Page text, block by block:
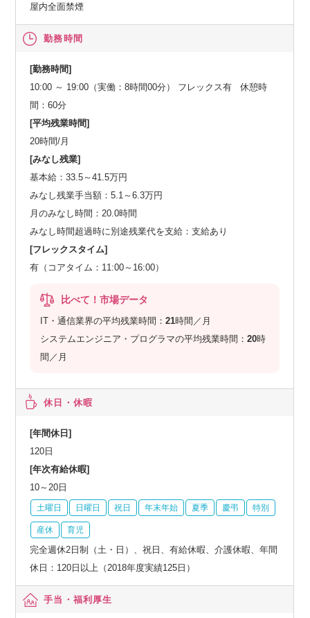
屋内全面禁煙
勤務時間
[勤務時間]
10:00 ～ 19:00（実働：8時間00分） フレックス有 休憩時
間：60分
[平均残業時間]
20時間/月
[みなし残業]
基本給：33.5～41.5万円
みなし残業手当額：5.1～6.3万円
月のみなし時間：20.0時間
みなし時間超過時に別途残業代を支給：支給あり
[フレックスタイム]
有（コアタイム：11:00～16:00）
比べて！市場データ
IT・通信業界の平均残業時間：21時間／月
システムエンジニア・プログラマの平均残業時間：20時
間／月
休日・休暇
[年間休日]
120日
[年次有給休暇]
10～20日
土曜日 日曜日 祝日 年末年始 夏季 慶弔 特別
産休 育児
完全週休2日制（土・日）、祝日、有給休暇、介護休暇、年間
休日：120日以上（2018年度実績125日）
手当・福利厚生